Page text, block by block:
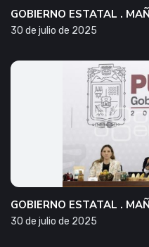
GOBIERNO ESTATAL .
30 de julio de 2025
GOBIERNO ESTATAL .
30 de julio de 2025